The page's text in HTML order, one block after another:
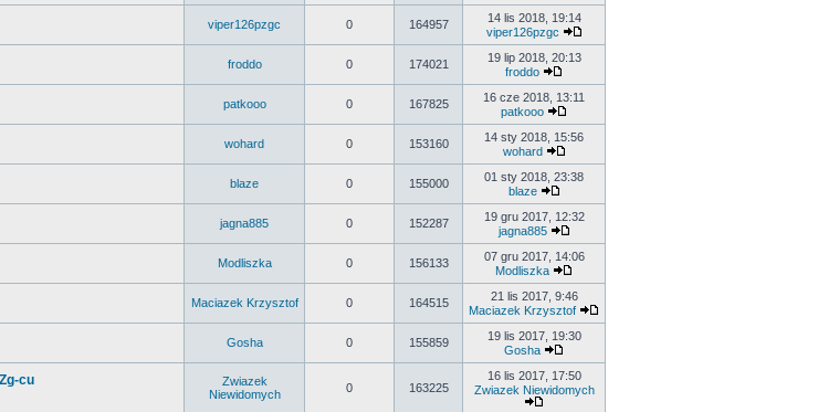
viper126pzgc 0 164957
14 lis 2018, 19:14
viper126pzgc
froddo 0 174021
19 lip 2018, 20:13
froddo
patkooo 0 167825
16 cze 2018, 13:11
patkooo
wohard 0 153160
14 sty 2018, 15:56
wohard
blaze 0 155000
01 sty 2018, 23:38
blaze
jagna885 0 152287
19 gru 2017, 12:32
jagna885
Modliszka 0 156133
07 gru 2017, 14:06
Modliszka
Maciazek Krzysztof 0 164515
21 lis 2017, 9:46
Maciazek Krzysztof
Gosha 0 155859
19 lis 2017, 19:30
Gosha
cu
Zwiazek
Niewidomych
0 163225
16 lis 2017, 17:50
Zwiazek Niewidomych